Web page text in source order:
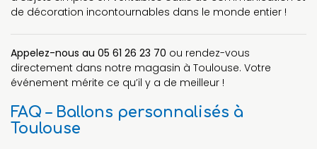
de décoration incontournables dans le monde entier !
Appelez-nous au 05 61 26 23 70 ou rendez-vous
directement dans notre magasin à Toulouse. Votre
événement mérite ce qu’il y a de meilleur !
FAQ – Ballons personnalisés à
Toulouse